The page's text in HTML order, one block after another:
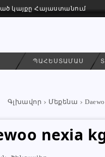
կայքը Հայաստանում
ՊԱՀԵՍՏԱՄԱՍ
Գլխավոր Մեքենա
nexia